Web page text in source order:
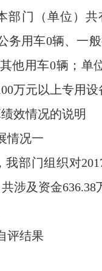
门（单位）共
务用车0辆、一
他用车0辆；单
万元以上专用
效情况的说明
情况一
部门组织对
涉及资金636.38
评结果